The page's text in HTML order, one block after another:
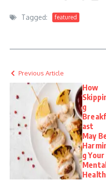
Tagged: featured
Previous Article
How
g
Breakf
ast
May
g Your
Mental
Health